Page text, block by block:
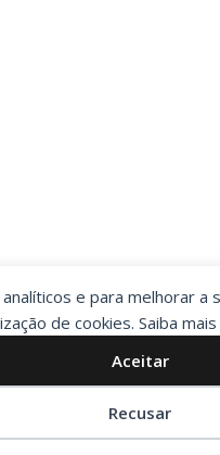
e para melhorar a
de cookies. Saiba
Aceitar
Recusar